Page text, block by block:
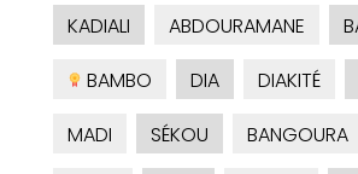
KADIALI
ABDOURAMANE
BAMBO
DIA DIAKITÉ
MADI
SÉKOU BANGOURA